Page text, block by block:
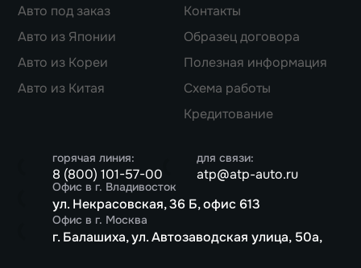
Авто под заказ
Авто из Японии
Авто из Кореи
Авто из Китая
Контакты
Образец договора
Полезная информация
Схема работы
Кредитование
горячая линия:
8 (800) 101-57-00
для связи:
atp@atp-auto.ru
Офис в г. Владивосток
ул. Некрасовская, 36 Б, офис 613
Офис в г. Москва
г. Балашиха, ул. Автозаводская улица, 50а,